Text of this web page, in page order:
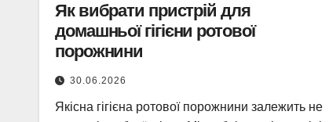
Як вибрати пристрій для
домашньої гігієни ротової
порожнини
30.06.2026
Якісна гігієна ротової порожнини залежить не